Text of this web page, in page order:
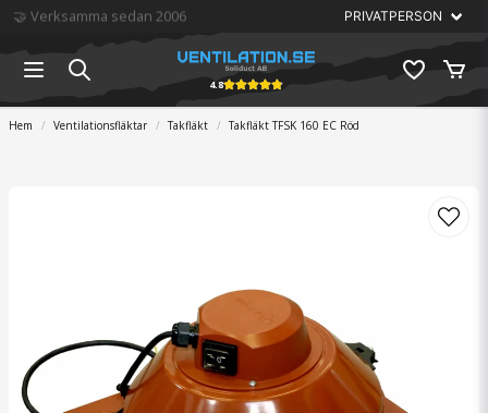
🏆 Störst på ventilation
4.8
Hem Ventilationsfläktar Takfläkt Takfläkt TFSK 160 EC Röd